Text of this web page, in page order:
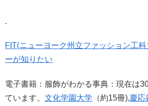
FIT(ニューヨーク州立ファッション工
ーが知りたい
電子書籍：服飾がわかる事典：現在は
ています。 文化学園大学 （約15冊),慶応